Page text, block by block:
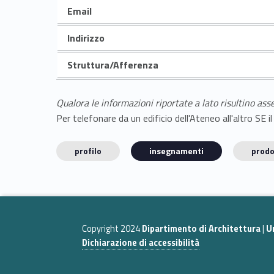
Email
Indirizzo
Struttura/Afferenza
Qualora le informazioni riportate a lato risultino
Per telefonare da un edificio dell'Ateneo all'altro
profilo insegnamenti
Copyright 2024Dipartimento di Architettura|
Dichiarazione di accessibilità